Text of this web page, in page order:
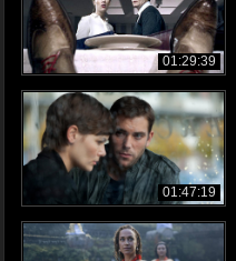
01:29:39
01:47:19